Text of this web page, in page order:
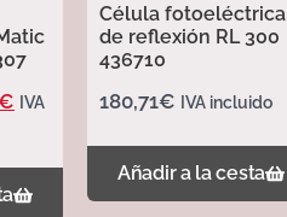
IVA
Célula fotoeléctrica
de reflexión RL 300
436710
180,71€ IVA incluido
Añadir a la cesta